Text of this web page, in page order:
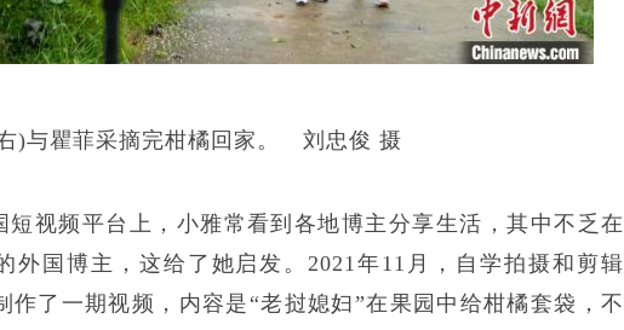
)与瞿菲采摘完柑橘回家。 刘忠俊 摄
短视频平台上，小雅常看到各地博主分享生活，其中不乏在
外国博主，这给了她启发。2021年11月，自学拍摄和剪辑
作了一期视频，内容是“老挝媳妇”在果园中给柑橘套袋，不